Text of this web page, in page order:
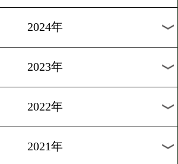
2冠・加藤が10位にランク
[ランキング]2013.6.5
OPBF 中量級に変動あり
1